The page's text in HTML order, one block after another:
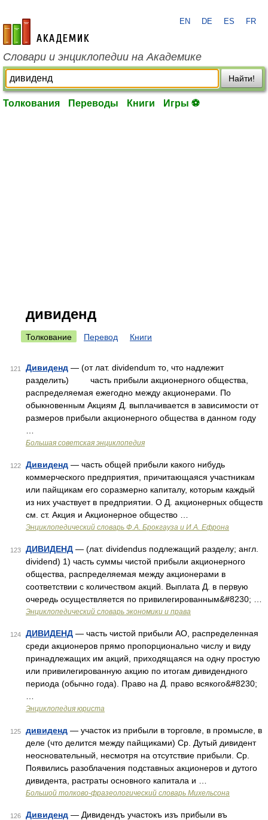
academic.ru
EN DE ES FR
Словари и энциклопедии на Академике
Найти!
Толкования Переводы Книги Игры ⚽
дивиденд
Толкование Перевод Книги
121 Дивиденд — (от лат. dividendum то, что надлежит
разделить) часть прибыли акционерного общества,
распределяемая ежегодно между акционерами. По
обыкновенным Акциям Д. выплачивается в зависимости от
размеров прибыли акционерного общества в данном году
Большая советская энциклопедия
122 Дивиденд — часть общей прибыли какого нибудь
коммерческого предприятия, причитающаяся участникам
или пайщикам его соразмерно капиталу, которым каждый
из них участвует в предприятии. О Д. акционерных обществ
см. ст. Акция и Акционерное общество …
Энциклопедический словарь Ф.А. Брокгауза и И.А. Ефрона
123 ДИВИДЕНД — (лат. dividendus подлежащий разделу; англ.
dividend) 1) часть суммы чистой прибыли акционерного
общества, распределяемая между акционерами в
соответствии с количеством акций. Выплата Д. в первую
очередь осуществляется по привилегированным&#8230; …
Энциклопедический словарь экономики и права
124 ДИВИДЕНД — часть чистой прибыли АО, распределенная
среди акционеров прямо пропорционально числу и виду
принадлежащих им акций, приходящаяся на одну простую
или привилегированную акцию по итогам дивидендного
периода (обычно года). Право на Д. право всякого&#8230;
Энциклопедия юриста
125 дивиденд — участок из прибыли в торговле, в промысле, в
деле (что делится между пайщиками) Ср. Дутый дивидент
неосновательный, несмотря на отсутствие прибыли. Ср.
Появились разоблачения подставных акционеров и дутого
дивидента, растраты основного капитала и …
Большой толково-фразеологический словарь Михельсона
126 Дивиденд — Дивидендъ участокъ изъ прибыли въ